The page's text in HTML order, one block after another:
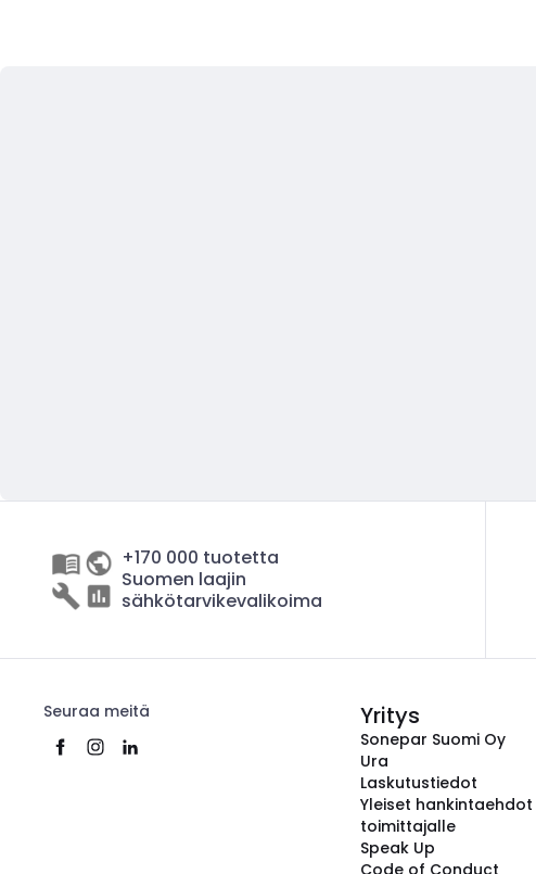
+170 000 tuotetta
Suomen laajin
sähkötarvikevalikoima
Seuraa meitä Yritys
Sonepar Suomi Oy
Ura
Laskutustiedot
Yleiset hankintaehdot
toimittajalle
Speak Up
Code of Conduct